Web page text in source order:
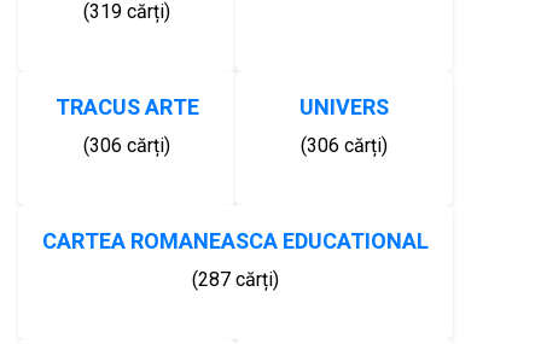
(319 cărți)
TRACUS ARTE
(306 cărți)
UNIVERS
(306 cărți)
CARTEA ROMANEASCA EDUCATIONAL
(287 cărți)